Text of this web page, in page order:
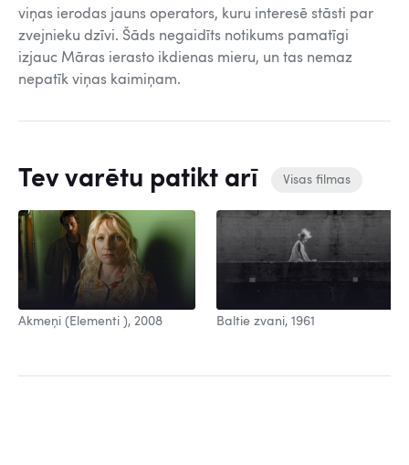
viņas ierodas jauns operators, kuru interesē stāsti par
zvejnieku dzīvi. Šāds negaidīts notikums pamatīgi
izjauc Māras ierasto ikdienas mieru, un tas nemaz
nepatīk viņas kaimiņam.
Tev varētu patikt arī Visas filmas
Akmeņi (Elementi ), 2008 Baltie zvani, 1961